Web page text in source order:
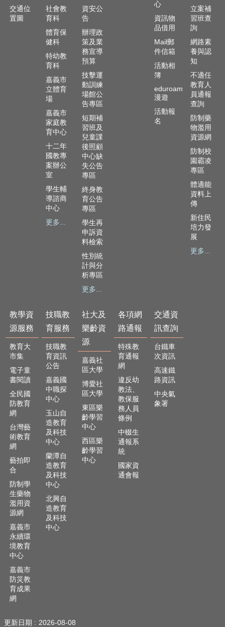
交通位
置圖
社會教
育科
體育保
健科
特幼教
育科
嘉義市
立體育
場
嘉義市
家庭教
育中心
十二年
國教專
案辦公
室
學生輔
導諮商
中心
更多...
資安公
告
辦理政
策及業
務宣導
預算
技擊運
動訓練
場館公
告專區
短期補
習班及
兒童課
後照顧
中心缺
失公告
專區
終身教
育公告
專區
學生再
申訴資
料檢索
性別統
計與分
析專區
更多...
心
資訊物
品借用
Mail郵
件信箱
活動相
簿
eduroam
漫遊
活動報
名
立案補
習班查
詢
網路素
養與認
知
不適任
教育人
員通報
查詢
防制藥
物濫用
資源網
防制校
園霸凌
專區
體適能
資料上
傳
新住民
培力發
展
更多...
教學資
源服務
教育大
市集
電子童
書閱讀
全民國
防教育
網
台灣藝
術教育
網
藝拍即
合
防制學
生藥物
濫用資
源網
嘉義市
永續環
境教育
中心
嘉義市
防災教
育成果
網
技職教
育服務
技職教
育資訊
公告
嘉義國
中職探
中心
玉山自
造教育
及科技
中心
蘭潭自
造教育
及科技
中心
北興自
造教育
及科技
中心
社大及
樂齡資
源
嘉義社
區大學
博愛社
區大學
東區樂
齡學習
中心
西區樂
齡學習
中心
各項網
路通報
特殊教
育通報
網
違反幼
教法、
教保服
務人員
條例
中輟生
通報系
統
國家資
通會報
交通資
訊查詢
台鐵車
次資訊
高速鐵
路資訊
中央氣
象署
更新日期 2026-08-08